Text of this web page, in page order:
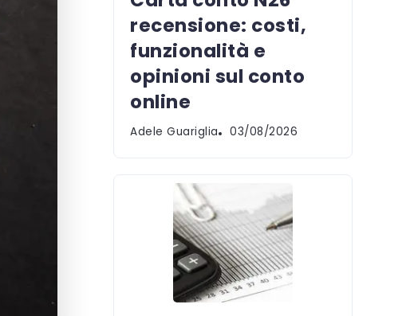
recensione: costi,
funzionalità e
opinioni sul conto
online
Adele Guariglia 03/08/2026